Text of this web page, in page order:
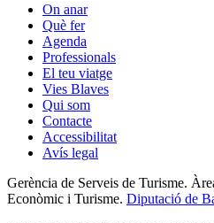
On anar
Què fer
Agenda
Professionals
El teu viatge
Vies Blaves
Qui som
Contacte
Accessibilitat
Avís legal
Gerència de Serveis de Turisme.
Econòmic i Turisme. Diputació de